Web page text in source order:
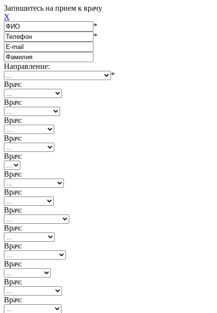
Запишитесь на прием к врачу
X
*
*
Направление:
*
Врач:
Врач:
Врач:
Врач:
Врач:
Врач:
Врач:
Врач:
Врач:
Врач:
Врач:
Врач:
Врач: